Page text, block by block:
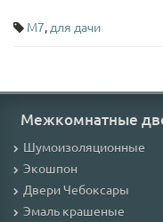
М7,для дачи
Межкомнатные
Шумоизоляционные
Экошпон
Двери Чебоксары
Эмаль крашеные